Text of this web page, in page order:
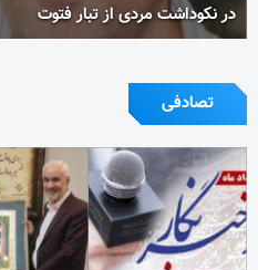
در نکوداشت مردی از تبار فتوت
تصادفی